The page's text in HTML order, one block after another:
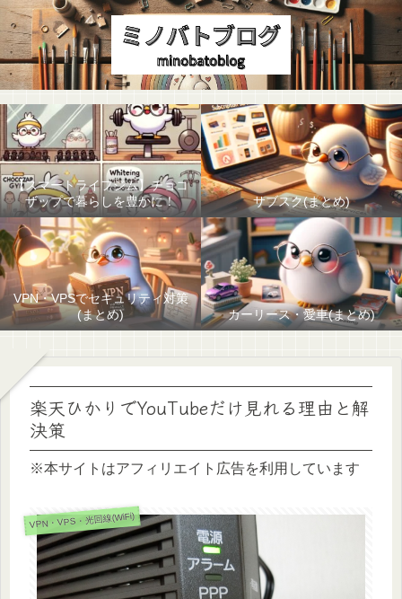
【スマートライフジム】チョコ
ザップで暮らしを豊かに！
サブスク(まとめ)
VPN・VPSでセキュリティ対策
(まとめ)
カーリース・愛車(まとめ)
楽天ひかりでYouTubeだけ見れる理由と解
決策
※本サイトはアフィリエイト広告を利用しています
VPN・VPS・光回線(WiFi)